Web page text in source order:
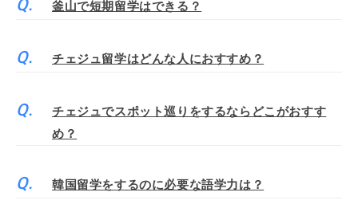
釜山で短期留学はできる？
チェジュ留学はどんな人におすすめ？
チェジュでスポット巡りをするならどこがおすす
め？
韓国留学をするのに必要な語学力は？